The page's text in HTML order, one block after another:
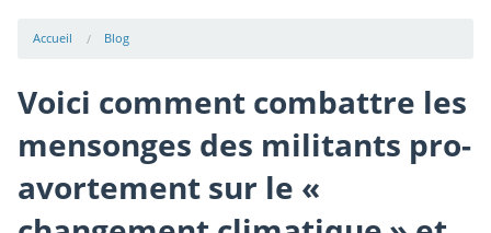
Accueil Blog
Voici comment combattre les
mensonges des militants pro-
avortement sur le «